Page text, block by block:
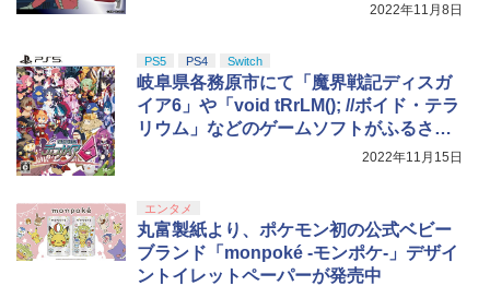
2022年11月8日
PS5 PS4 Switch
岐阜県各務原市にて「魔界戦記ディスガ
イア6」や「void tRrLM(); //ボイド・テラ
リウム」などのゲームソフトがふるさと
2022年11月15日
エンタメ
丸富製紙より、ポケモン初の公式ベビー
ブランド「monpoké -モンポケ-」デザイ
ントイレットペーパーが発売中